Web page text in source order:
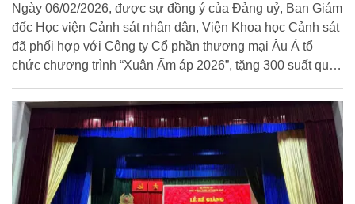
Ngày 06/02/2026, được sự đồng ý của Đảng uỷ, Ban Giám
đốc Học viện Cảnh sát nhân dân, Viện Khoa học Cảnh sát
đã phối hợp với Công ty Cổ phần thương mại Âu Á tổ
chức chương trình “Xuân Ấm áp 2026”, tặng 300 suất quà
Nội. Tổng các phần quà trị giá 185 triệu đồng.